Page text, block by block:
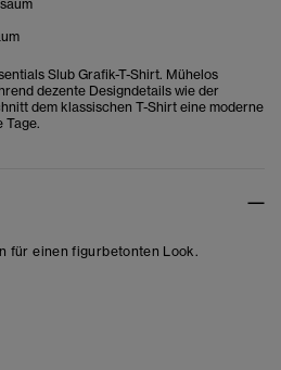
Slub Grafik-T-Shirt. Mühelos
dezente Designdetails wie der
dem klassischen T-Shirt eine moderne
Tage.
für einen figurbetonten Look.